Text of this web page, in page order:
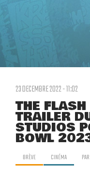
23 DECEMBRE 2022 - 11:02
THE
TRAILER
STUDIOS
BOWL
BRÈVE CINÉMA PAR